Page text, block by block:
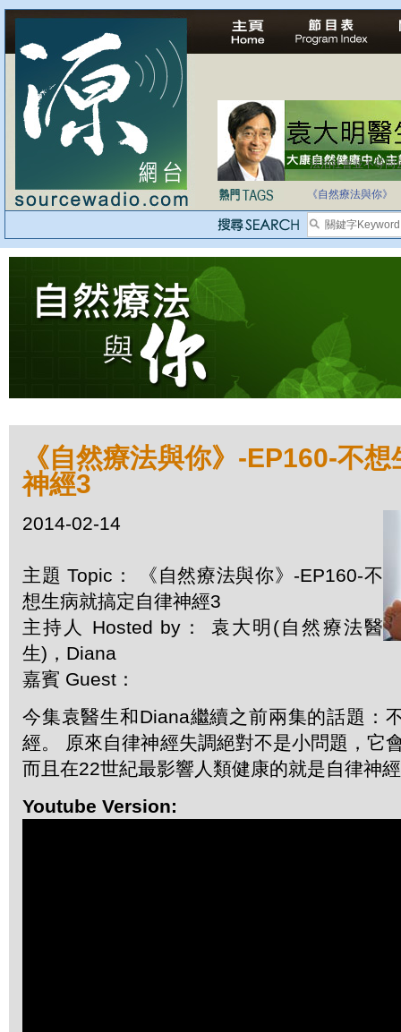
法治社會並不等同
《自然療法與你》
《自然療法與你》-EP160-不
神經3
2014-02-14
主題 Topic： 《自然療法與你》-EP160-不
想生病就搞定自律神經3
主持人 Hosted by： 袁大明(自然療法醫
生)，Diana
嘉賓 Guest：
今集袁醫生和Diana繼續之前兩集的話題：
經。 原來自律神經失調絕對不是小問題，它
而且在22世紀最影響人類健康的就是自律神
Youtube Version: